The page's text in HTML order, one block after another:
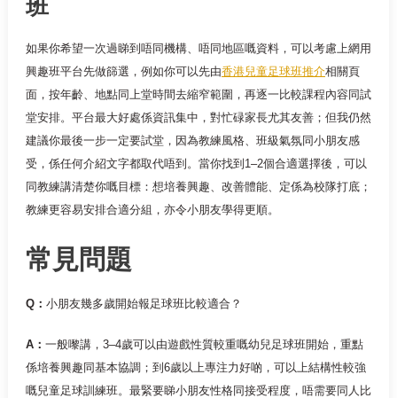
班
如果你希望一次過睇到唔同機構、唔同地區嘅資料，可以考慮上網用
興趣班平台先做篩選，例如你可以先由香港兒童足球班推介相關頁
面，按年齡、地點同上堂時間去縮窄範圍，再逐一比較課程內容同試
堂安排。平台最大好處係資訊集中，對忙碌家長尤其友善；但我仍然
建議你最後一步一定要試堂，因為教練風格、班級氣氛同小朋友感
受，係任何介紹文字都取代唔到。當你找到1–2個合適選擇後，可以
同教練講清楚你嘅目標：想培養興趣、改善體能、定係為校隊打底；
教練更容易安排合適分組，亦令小朋友學得更順。
常見問題
Q： 小朋友幾多歲開始報足球班比較適合？
A： 一般嚟講，3–4歲可以由遊戲性質較重嘅幼兒足球班開始，重點
係培養興趣同基本協調；到6歲以上專注力好啲，可以上結構性較強
嘅兒童足球訓練班。最緊要睇小朋友性格同接受程度，唔需要同人比